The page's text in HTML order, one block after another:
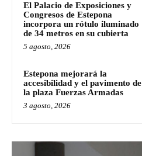
El Palacio de Exposiciones y
Congresos de Estepona
incorpora un rótulo iluminado
de 34 metros en su cubierta
5 agosto, 2026
Estepona mejorará la
accesibilidad y el pavimento de
la plaza Fuerzas Armadas
3 agosto, 2026